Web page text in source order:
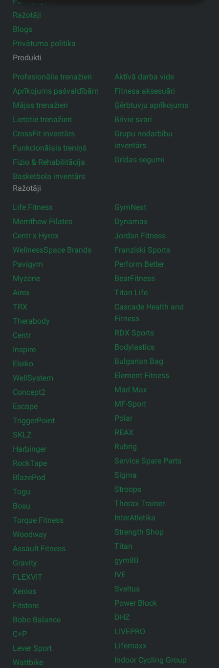
Ražotāji
Blogs
Privātuma politika
Produkti
Profesionālie trenažieri
Aprīkojums pašvaldībām
Mājas trenažieri
Lietotie trenažieri
CrossFit inventārs
Funkcionālais treniņš
Fizio & Rehabilitācija
Basketbola inventārs
Aktīvā darba vide
Fitnesa aksesuāri
Ģērbtuvju aprīkojums
Brīvie svari
Grupu nodarbību
inventārs
Grīdas segumi
Ražotāji
Life Fitness
Merrithew Pilates
Centr x Hyrox
WellnessSpace Brands
Pavigym
Myzone
Airex
TRX
Therabody
Centr
Inspire
Eleiko
WellSystem
Concept2
Escape
TriggerPoint
SKLZ
Harbinger
RockTape
BlazePod
Togu
Bosu
Torque Fitness
Woodway
Assault Fitness
Gravity
FLEXVIT
Xenios
Fitstore
Bobo Balance
C+P
Lever Sport
Wattbike
GymNext
Dynamax
Jordan Fitness
Franziski Sports
Perform Better
BearFitness
Titan Life
Cascade Health and
Fitness
RDX Sports
Bodylastics
Bulgarian Bag
Element Fitness
Mad Max
MF-Sport
Polar
REAX
Rubrig
Service Spare Parts
Sigma
Stroops
Thorax Trainer
InterAtletika
Strength Shop
Titan
gym80
IVE
Sveltus
Power Block
DHZ
LIVEPRO
Lifemaxx
Indoor Cycling Group